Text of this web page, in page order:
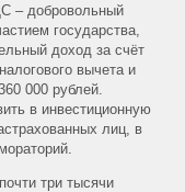
– добровольный
государства,
доход за счёт
вычета и
000 рублей.
в инвестиционную
лиц, в
три тысячи